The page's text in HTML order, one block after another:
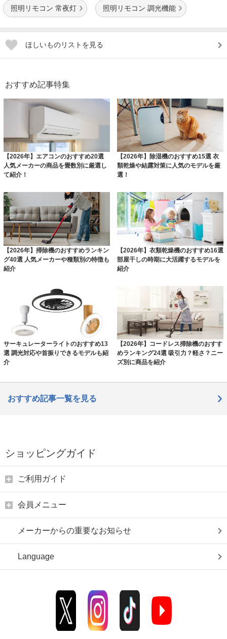
照明リモコン 常夜灯 照明リモコン 調光機能
ほしいものリストを見る
おすすめ記事特集
【2026年】エアコンのおすすめ20選
人気メーカーの商品を畳数別に厳選し
て紹介！
【2026年】除湿機のおすすめ15選 衣
類乾燥や結露対策に人気のモデルを厳
選！
【2026年】掃除機のおすすめランキン
グ40選 人気メーカーや種類別の特徴も
紹介
【2026年】衣類乾燥機のおすすめ16選
部屋干しの時期に大活躍するモデルを
紹介
サーキュレーターライトのおすすめ13
選 調光対応や首振りできるモデルも紹
介
【2026年】コードレス掃除機のおすす
めランキング24選 吸引力？軽さ？ニー
ズ別に商品を紹介
おすすめ記事一覧を見る
ショッピングガイド
ご利用ガイド
会員メニュー
メーカーからの重要なお知らせ
Language